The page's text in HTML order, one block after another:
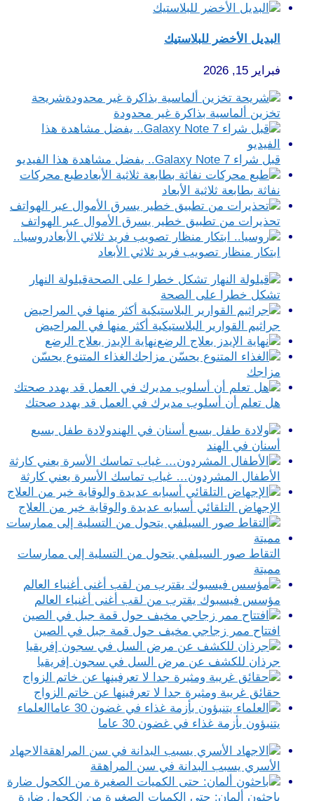
البديل الأخضر للبلاستيك
فبراير 15, 2026
شريحة
تخزين ألماسية بذاكرة غير محدودة
قبل شراء Galaxy Note 7.. يفضل مشاهدة هذا الفيديو
طبع محركات
نفاثة بطابعة ثلاثية الأبعاد
تحذيرات من تطبيق خطير يسرق الأموال عبر الهواتف
روسيا..
ابتكار منظار تصويب فريد ثلاثي الأبعاد
قيلولة النهار
تشكل خطرا على الصحة
جراثيم القوارير البلاستيكية أكثر منها في المراحيض
نهاية الإيدز بعلاج الرضع
الغذاء المتنوع يحسّن
مزاجك
هل تعلم أن أسلوب مديرك في العمل قد يهدد صحتك
ولادة طفل بسبع
أسنان في الهند
الأطفال المشردون… غياب تماسك الأسرة يعني كارثة
الإجهاض التلقائي أسبابه عديدة والوقاية خير من العلاج
التقاط صور السيلفي يتحول من التسلية إلى ممارسات
مميتة
مؤسس فيسبوك يقترب من لقب أغنى أغنياء العالم
افتتاح ممر زجاجي مخيف حول قمة جبل في الصين
جرذان للكشف عن مرض السل في سجون إفريقيا
حقائق غريبة ومثيرة جدا لا تعرفينها عن خاتم الزواج
العلماء
يتنبؤون بأزمة غذاء في غضون 30 عاما
الاجهاد
الأسري يسبب البدانة في سن المراهقة
باحثون ألمان: حتى الكميات الصغيرة من الكحول ضارة